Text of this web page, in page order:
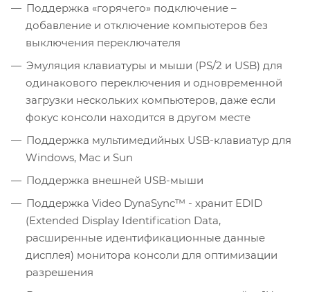
Поддержка «горячего» подключение –
добавление и отключение компьютеров без
выключения переключателя
Эмуляция клавиатуры и мыши (PS/2 и USB) для
одинакового переключения и одновременной
загрузки нескольких компьютеров, даже если
фокус консоли находится в другом месте
Поддержка мультимедийных USB-клавиатур для
Windows, Mac и Sun
Поддержка внешней USB-мыши
Поддержка Video DynaSync™ - хранит EDID
(Extended Display Identification Data,
расширенные идентификационные данные
дисплея) монитора консоли для оптимизации
разрешения